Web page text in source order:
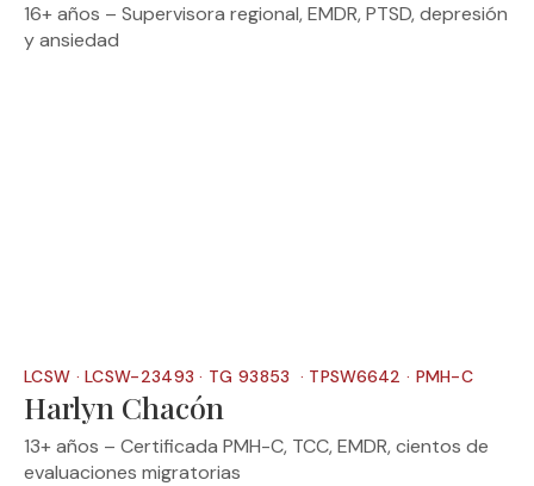
16+ años – Supervisora regional, EMDR, PTSD, depresión
y ansiedad
LCSW · LCSW-23493 · TG 93853 · TPSW6642 · PMH-C
Harlyn Chacón
13+ años – Certificada PMH-C, TCC, EMDR, cientos de
evaluaciones migratorias